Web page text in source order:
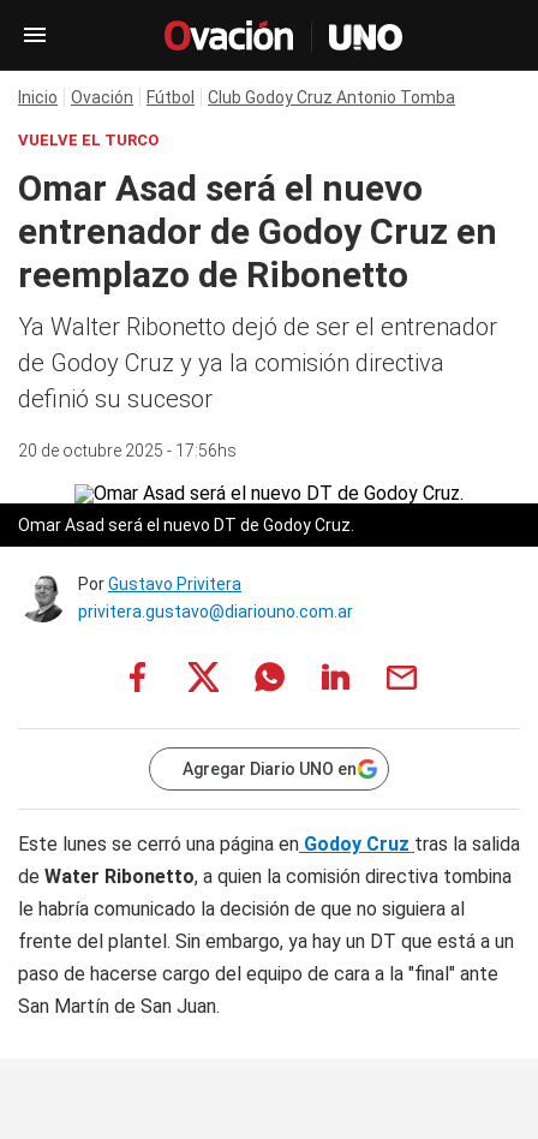
Inicio Ovación Fútbol Club Godoy Cruz Antonio Tomba
VUELVE EL TURCO
Omar Asad será el nuevo
entrenador de Godoy Cruz en
reemplazo de Ribonetto
Ya Walter Ribonetto dejó de ser el entrenador
de Godoy Cruz y ya la comisión directiva
definió su sucesor
20 de octubre 2025 - 17:56hs
Omar Asad será el nuevo DT de Godoy Cruz.
PorGustavo Privitera
privitera.gustavo@diariouno.com.ar
Agregar Diario UNO en
Este lunes se cerró una página en Godoy Cruz tras la salida
de Water Ribonetto, a quien la comisión directiva tombina
le habría comunicado la decisión de que no siguiera al
frente del plantel. Sin embargo, ya hay un DT que está a un
paso de hacerse cargo del equipo de cara a la "final" ante
San Martín de San Juan.